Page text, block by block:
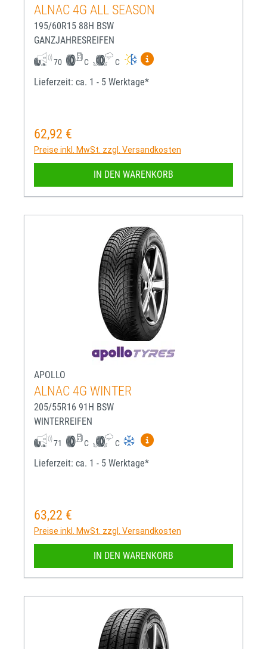
ALNAC 4G ALL SEASON
195/60R15 88H BSW
GANZJAHRESREIFEN
70 C C
Mehr Informationen zum
Lieferzeit: ca. 1 - 5 Werktage*
Regulärer Preis:
62,92 €
Preise inkl. MwSt. zzgl. Versandkosten
IN DEN WARENKORB
APOLLO
ALNAC 4G WINTER
205/55R16 91H BSW
WINTERREIFEN
71 C C
Mehr Informationen zum
Lieferzeit: ca. 1 - 5 Werktage*
Regulärer Preis:
63,22 €
Preise inkl. MwSt. zzgl. Versandkosten
IN DEN WARENKORB